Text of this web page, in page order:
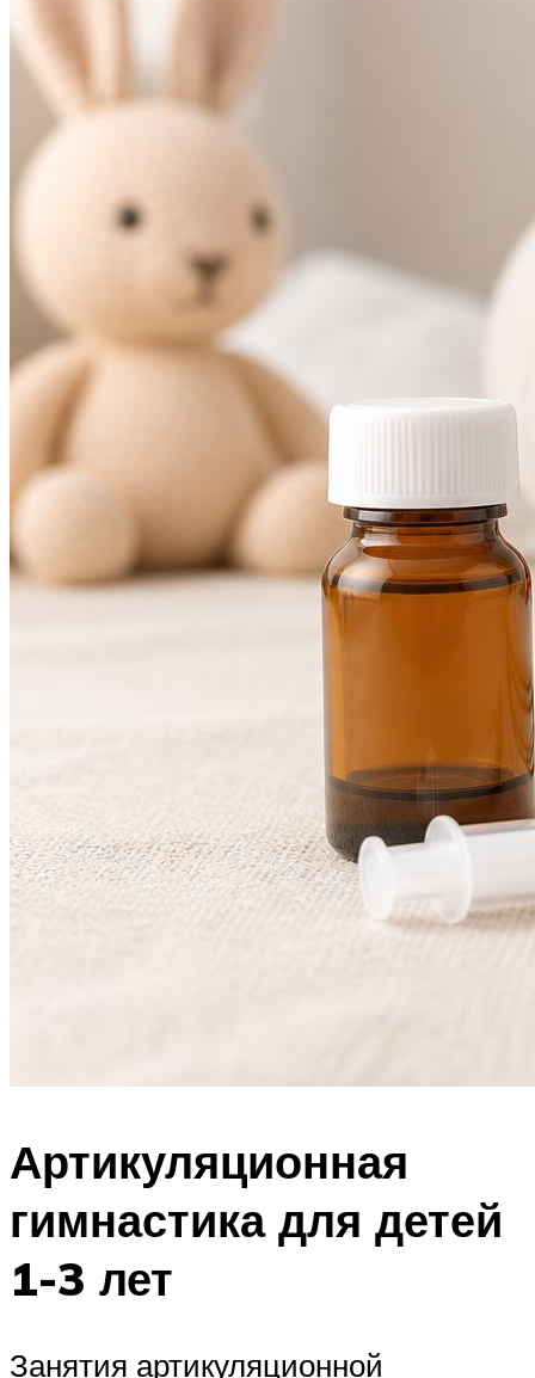
Артикуляционная
гимнастика для детей
1-3 лет
Занятия артикуляционной